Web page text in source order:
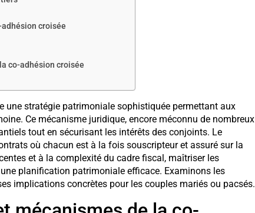
croisée
co-adhésion croisée
une stratégie patrimoniale sophistiquée permettant aux
Ce mécanisme juridique, encore méconnu de nombreux
tout en sécurisant les intérêts des conjoints. Le
où chacun est à la fois souscripteur et assuré sur la
et à la complexité du cadre fiscal, maîtriser les
planification patrimoniale efficace. Examinons les
implications concrètes pour les couples mariés ou pacsés.